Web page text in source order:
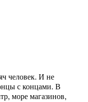
человек. И не
с концами. В
море магазинов,